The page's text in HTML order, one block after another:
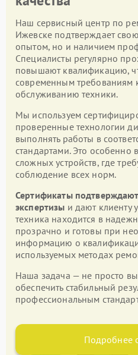
Наш сервисный центр по
Ижевске подтверждает
опытом, но и наличием
Специалисты регулярно
повышают квалификацию,
современным требованиям
обслуживанию техники.
Мы используем
проверенные технологии
выполнять работы в
стандартами. Это особенно
сложных устройств, где
соблюдение всех норм.
Сертификаты
экспертизы и дают клиенту
техника находится в
прозрачно и готовы при
информацию о
используемых методах
Наша задача — не просто
обеспечить стабильный
профессиональным
Подробнее